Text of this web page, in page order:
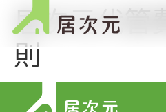
居次元代管
則